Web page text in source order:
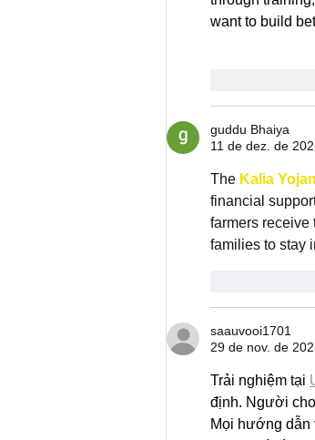
want to build
guddu Bhaiya
11 de dez. de
The Kalia
financial
farmers receive
families to stay
saauvooi1701
29 de nov. de
Trải nghiệm tại
định. Người
Mọi hướng dẫn